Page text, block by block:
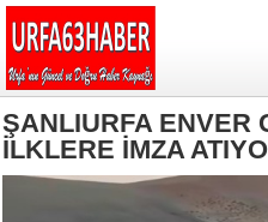
ŞANLIURFA ENVER
İLKLERE İMZA